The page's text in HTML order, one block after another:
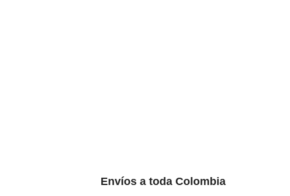
Envíos a toda Colombia